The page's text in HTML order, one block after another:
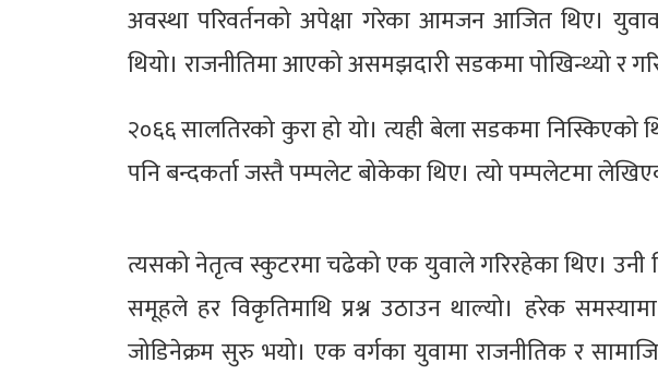
अवस्था परिवर्तनको अपेक्षा गरेका आमजन आजित थिए।
थियो। राजनीतिमा आएको असमझदारी सडकमा पोखिन्थ्यो र
२०६६ सालतिरको कुरा हो यो। त्यही बेला सडकमा निस्किएको
पनि बन्दकर्ता जस्तै पम्पलेट बोकेका थिए। त्यो पम्पलेटमा
त्यसको नेतृत्व स्कुटरमा चढेको एक युवाले गरिरहेका थिए। उनी
समूहले हर विकृतिमाथि प्रश्न उठाउन थाल्यो। हरेक
जोडिनेक्रम सुरु भयो। एक वर्गका युवामा राजनीतिक र